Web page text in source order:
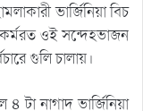
ভার্জিনিয়া বিচ
ওই সন্দেহভাজন
গুলি চালায়।
টা নাগাদ ভার্জিনিয়া